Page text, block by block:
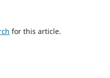
for this article.